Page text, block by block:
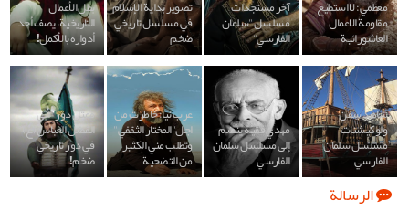
معظمي: لا استطيع
مقاومة الاعمال
العاشورائية
آخر مستجدات
مسلسل "سلمان
الفارسي"
تصوير بداية الإسلام
في مسلسل تاريخي
ضخم
بطل الأعمال
التاريخية، يصف أحد
أدواره بالأكمل!
شاهد سفن
ولوكيشنات
مسلسل سلمان
الفارسي
مهدي فقيه ينضم
إلى مسلسل سلمان
الفارسي
عرب نيا: خاطرت من
اجل"المختار الثقفي"
وتطلب مني الكثير
من التضحية
ممثل دور "ابي
الفضل العباس (ع)"
في دور تاريخي
ضخم!
الرسالة